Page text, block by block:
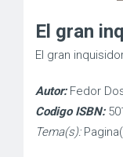
El gran
El gran
Autor:Fedor
Codigo ISBN:
Tema(s):